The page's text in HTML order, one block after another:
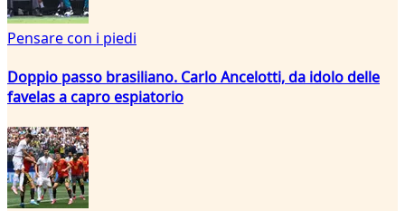
Pensare con i piedi
Doppio passo brasiliano. Carlo Ancelotti, da idolo delle
favelas a capro espiatorio